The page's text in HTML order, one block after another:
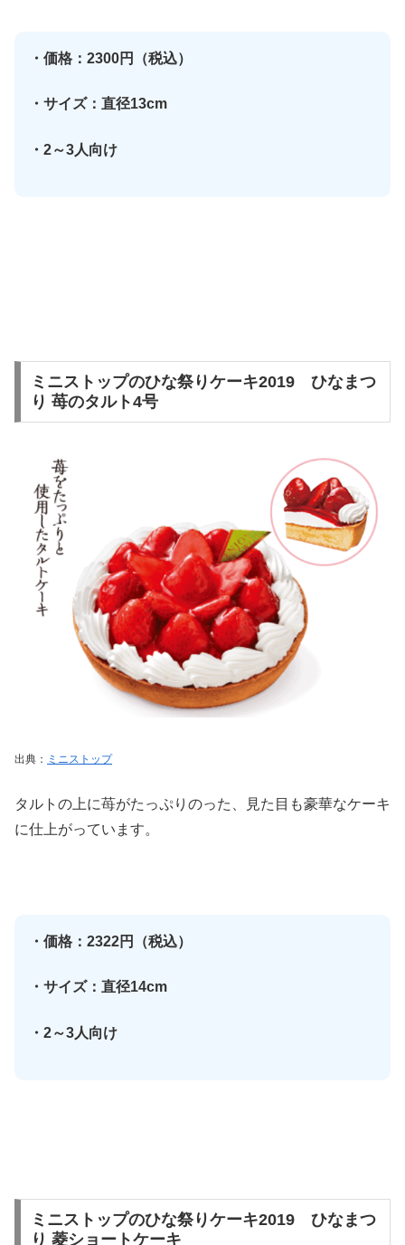
・価格：2300円（税込）
・サイズ：直径13cm
・2～3人向け
ミニストップのひな祭りケーキ2019 ひなまつ
り 苺のタルト4号
出典： ミニストップ
タルトの上に苺がたっぷりのった、見た目も豪華なケーキ
に仕上がっています。
・価格：2322円（税込）
・サイズ：直径14cm
・2～3人向け
ミニストップのひな祭りケーキ2019 ひなまつ
り 菱ショートケーキ